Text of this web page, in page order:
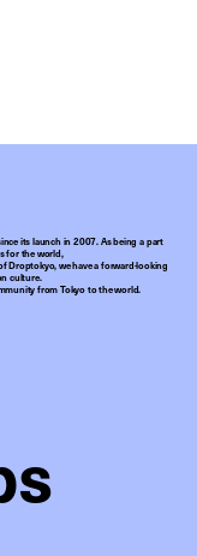
its launch in 2007. As being a part
for the world,
Droptokyo, we have a forward-looking
culture.
from Tokyo to the world.